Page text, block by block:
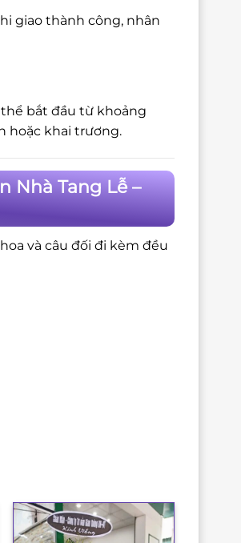
giao thành công, nhân
thể bắt đầu từ khoảng
hoặc khai trương.
Nhà Tang Lễ –
và câu đối đi kèm đều